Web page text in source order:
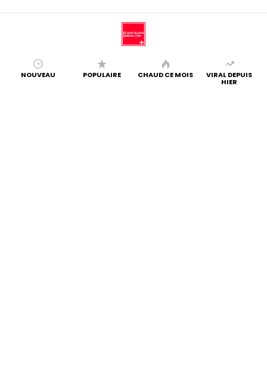
NOUVEAU POPULAIRE CHAUD CE MOIS VIRAL DEPUIS
HIER